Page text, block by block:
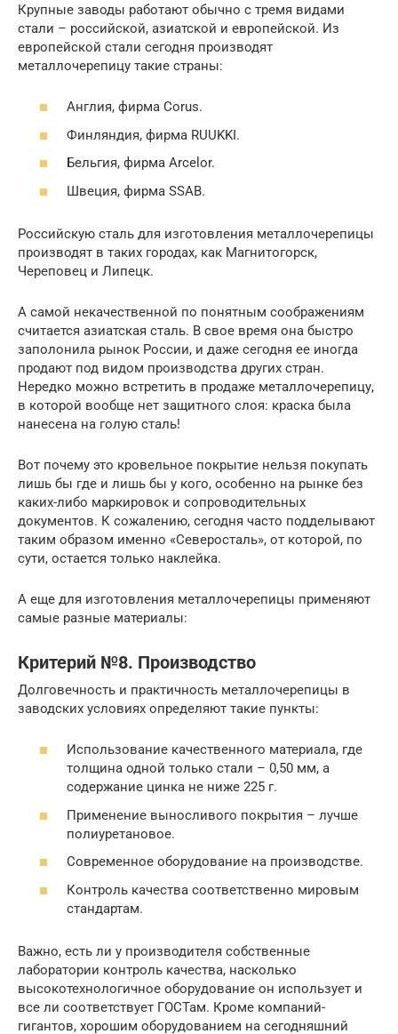
Крупные заводы работают обычно с тремя видами
стали – российской, азиатской и европейской. Из
европейской стали сегодня производят
металлочерепицу такие страны:
Англия, фирма Corus.
Финляндия, фирма RUUKKI.
Бельгия, фирма Arcelor.
Швеция, фирма SSAB.
Российскую сталь для изготовления металлочерепицы
производят в таких городах, как Магнитогорск,
Череповец и Липецк.
А самой некачественной по понятным соображениям
считается азиатская сталь. В свое время она быстро
заполонила рынок России, и даже сегодня ее иногда
продают под видом производства других стран.
Нередко можно встретить в продаже металлочерепицу,
в которой вообще нет защитного слоя: краска была
нанесена на голую сталь!
Вот почему это кровельное покрытие нельзя покупать
лишь бы где и лишь бы у кого, особенно на рынке без
каких-либо маркировок и сопроводительных
документов. К сожалению, сегодня часто подделывают
таким образом именно «Северосталь», от которой, по
сути, остается только наклейка.
А еще для изготовления металлочерепицы применяют
самые разные материалы:
Критерий №8. Производство
Долговечность и практичность металлочерепицы в
заводских условиях определяют такие пункты:
Использование качественного материала, где
толщина одной только стали – 0,50 мм, а
содержание цинка не ниже 225 г.
Применение выносливого покрытия – лучше
полиуретановое.
Современное оборудование на производстве.
Контроль качества соответственно мировым
стандартам.
Важно, есть ли у производителя собственные
лаборатории контроль качества, насколько
высокотехнологичное оборудование он использует и
все ли соответствует ГОСТам. Кроме компаний-
гигантов, хорошим оборудованием на сегодняшний